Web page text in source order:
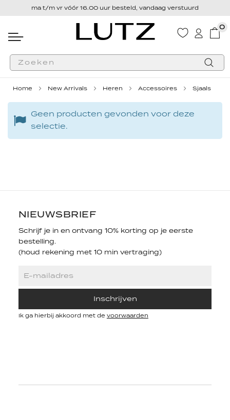
ma t/m vr vóór 16.00 uur besteld, vandaag verstuurd
Zoek
0
Home New Arrivals Heren Accessoires Sjaals
Geen producten gevonden voor deze
selectie.
NIEUWSBRIEF
Schrijf je in en ontvang 10% korting op je eerste
bestelling.
(houd rekening met 10 min vertraging)
Inschrijven
Ik ga hierbij akkoord met de voorwaarden